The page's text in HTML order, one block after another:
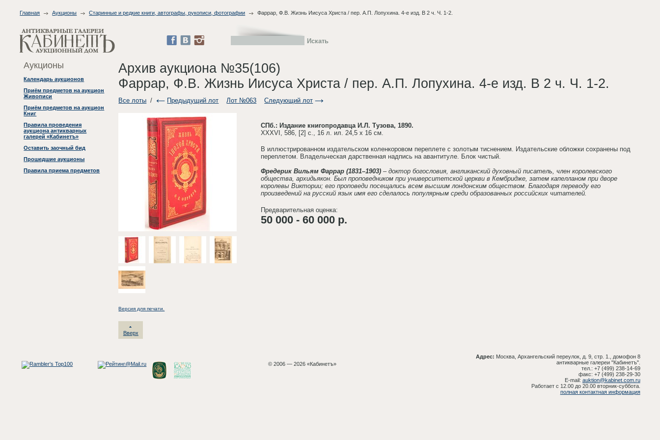
Главная Аукционы Старинные и редкие книги, автографы, рукописи, фотографии Фаррар, Ф.В. Жизнь Иисуса Христа / пер. А.П. Лопухина. 4-е изд. В 2 ч. Ч. 1-2.
Аукционы
Календарь аукционов
Приём предметов на аукцион
Живописи
Приём предметов на аукцион
Книг
Правила проведения
аукциона антикварных
галерей «Кабинетъ»
Оставить заочный бид
Прошедшие аукционы
Правила приема предметов
Архив аукциона №35(106)
Фаррар, Ф.В. Жизнь Иисуса Христа / пер. А.П. Лопухина. 4-е изд. В 2 ч. Ч. 1-2.
Все лоты / Предыдущий лот Лот №063 Следующий лот
СПб.: Издание книгопродавца И.Л. Тузова, 1890.
XXXVI, 586, [2] с., 16 л. ил. 24,5 х 16 см.
В иллюстрированном издательском коленкоровом переплете с золотым тиснением. Издательские обложки сохранены под
переплетом. Владельческая дарственная надпись на авантитуле. Блок чистый.
Фредерик Вильям Фаррар (1831–1903) – доктор богословия, англиканский духовный писатель, член королевского
общества, архидьякон. Был проповедником при университетской церкви в Кембридже, затем капелланом при дворе
королевы Виктории; его проповеди посещались всем высшим лондонским обществом. Благодаря переводу его
произведений на русский язык имя его сделалось популярным среди образованных российских читателей.
Предварительная оценка:
50 000 - 60 000 р.
Версия для печати.
Вверх
Адрес: Москва, Архангельский переулок, д. 9, стр. 1., домофон 8
антикварные галереи "Кабинетъ".
тел.: +7 (499) 238-14-69
факс: +7 (499) 238-29-30
E-mail: auktion@kabinet.com.ru
Работает с 12.00 до 20.00 вторник-суббота.
полная контактная информация
© 2006 — 2026 «Кабинетъ»